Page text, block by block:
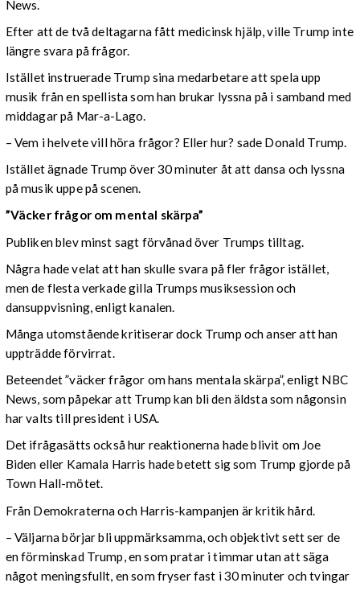
News.
Efter att de två deltagarna fått medicinsk hjälp, ville Trump inte
längre svara på frågor.
Istället instruerade Trump sina medarbetare att spela upp
musik från en spellista som han brukar lyssna på i samband med
middagar på Mar-a-Lago.
– Vem i helvete vill höra frågor? Eller hur? sade Donald Trump.
Istället ägnade Trump över 30 minuter åt att dansa och lyssna
på musik uppe på scenen.
”Väcker frågor om mental skärpa”
Publiken blev minst sagt förvånad över Trumps tilltag.
Några hade velat att han skulle svara på fler frågor istället,
men de flesta verkade gilla Trumps musiksession och
dansuppvisning, enligt kanalen.
Många utomstående kritiserar dock Trump och anser att han
uppträdde förvirrat.
Beteendet ”väcker frågor om hans mentala skärpa”, enligt NBC
News, som påpekar att Trump kan bli den äldsta som någonsin
har valts till president i USA.
Det ifrågasätts också hur reaktionerna hade blivit om Joe
Biden eller Kamala Harris hade betett sig som Trump gjorde på
Town Hall-mötet.
Från Demokraterna och Harris-kampanjen är kritik hård.
– Väljarna börjar bli uppmärksamma, och objektivt sett ser de
en förminskad Trump, en som pratar i timmar utan att säga
något meningsfullt, en som fryser fast i 30 minuter och tvingar